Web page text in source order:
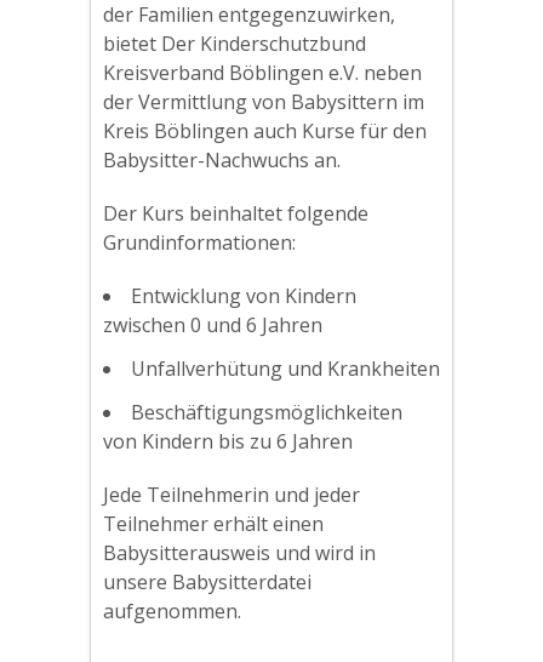
der Familien entgegenzuwirken,
bietet Der Kinderschutzbund
Kreisverband Böblingen e.V. neben
der Vermittlung von Babysittern im
Kreis Böblingen auch Kurse für den
Babysitter-Nachwuchs an.
Der Kurs beinhaltet folgende
Grundinformationen:
Entwicklung von Kindern
zwischen 0 und 6 Jahren
Unfallverhütung und Krankheiten
Beschäftigungsmöglichkeiten
von Kindern bis zu 6 Jahren
Jede Teilnehmerin und jeder
Teilnehmer erhält einen
Babysitterausweis und wird in
unsere Babysitterdatei
aufgenommen.